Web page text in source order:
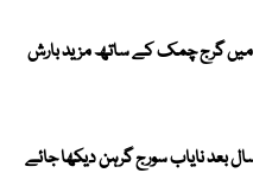
گرج چمک کے ساتھ مزید بارش
اور آئرلینڈ میں 27 سال بعد نایاب سورج گرہن دیکھا جائے